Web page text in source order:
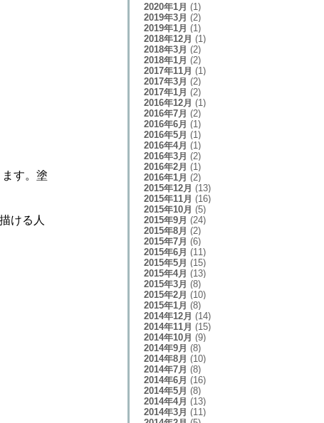
す。塗
ける人
2020年1月 (1)
2019年3月 (2)
2019年1月 (1)
2018年12月 (1)
2018年3月 (2)
2018年1月 (2)
2017年11月 (1)
2017年3月 (2)
2017年1月 (2)
2016年12月 (1)
2016年7月 (2)
2016年6月 (1)
2016年5月 (1)
2016年4月 (1)
2016年3月 (2)
2016年2月 (1)
2016年1月 (2)
2015年12月 (13)
2015年11月 (16)
2015年10月 (5)
2015年9月 (24)
2015年8月 (2)
2015年7月 (6)
2015年6月 (11)
2015年5月 (15)
2015年4月 (13)
2015年3月 (8)
2015年2月 (10)
2015年1月 (8)
2014年12月 (14)
2014年11月 (15)
2014年10月 (9)
2014年9月 (8)
2014年8月 (10)
2014年7月 (8)
2014年6月 (16)
2014年5月 (8)
2014年4月 (13)
2014年3月 (11)